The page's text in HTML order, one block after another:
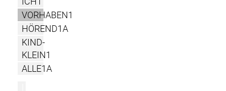
VORHABEN1
HÖREND1A
KIND-
KLEIN1
ALLE1A